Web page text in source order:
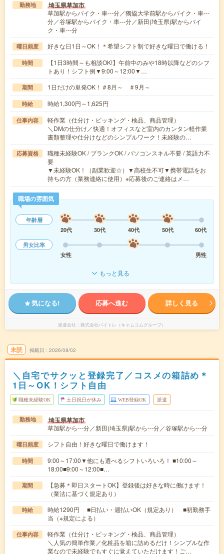
勤務地 埼玉県草加市
草加駅からバイク・車---分／獨協大学前駅からバイク・車---
分／谷塚駅からバイク・車---分／新田(埼玉県)駅からバイ
ク・車---分
曜日頻度 好きな日1日～OK！＊希望シフト制で好きな曜日で働ける！
時間
【1日3時間～も相談OK!】午前中のみや18時以降などのシフ
トあり！シフト例▼9:00～12:00▼…
期間 1日だけの単発OK！＃8月～ ＃9月～
時給 時給1,300円～1,625円
仕事内容
軽作業（仕分け・ピッキング・検品、商品管理）
＼DMの仕分け／快適！オフィスなど室内のカンタン軽作業
書類整理や仕分けなどのシンプルワーク！未経験の…
応募資格
職種未経験OK / ブランクOK / パソコンスキル不要 / 英語力不
要
▼未経験OK！（副業歓迎☆）▼高校生不可▼携帯電話をお
持ちの方（業務連絡に使用）※応募後のご連絡はメ…
職場の雰囲気
年齢層
20代
30代 40代 50代
60代
男女比率
女性
男性
もっと見る
気になる! 応募へ進む 詳しく見る
派遣会社 株式会社バイトレ（キャムコムグループ）
未読 掲載日 2026/08/02
＼自宅でサクッと登録完了／コスメの箱詰め＊
1日～OK！シフト自由
職種未経験OK 土日祝日が休み WEB登録OK 派遣
勤務地 埼玉県草加市
草加駅から---分／新田(埼玉県)駅から---分／谷塚駅から---分
曜日頻度 シフト自由！好きな曜日で働けます！
時間
9:00～17:00▼他にも選べるシフトいろいろ！ ■10:00～
18:00■9:00～12:00■…
期間
【急募＊即日スタートOK】登録後は好きな時に働けます！
（業法に基づく規定あり）
時給
時給1290円 ■日払い・週払いOK（規定あり） ■初勤務手
当（※規定による）
仕事内容
軽作業（仕分け・ピッキング・検品、商品管理）
＼人気の簡単作業／化粧品を箱に詰めるだけ！シンプルな作
業なので未経験でもすぐに覚えていただけます！ご…